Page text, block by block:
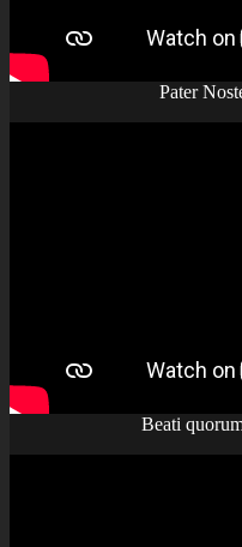
Pater
Beati